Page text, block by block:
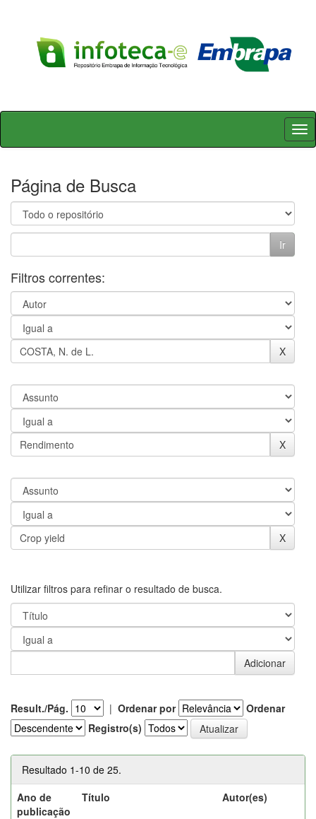
Skip
Página de Busca
Filtros correntes:
Utilizar filtros para refinar o resultado de busca.
Result./Pág. | Ordenar por
Ordenar
Registro(s)
Resultado 1-10 de 25.
Ano de
publicação
Título Autor(es)